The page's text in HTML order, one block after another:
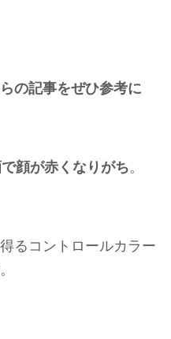
の記事をぜひ参考に
顔が赤くなりがち。
るコントロールカラー